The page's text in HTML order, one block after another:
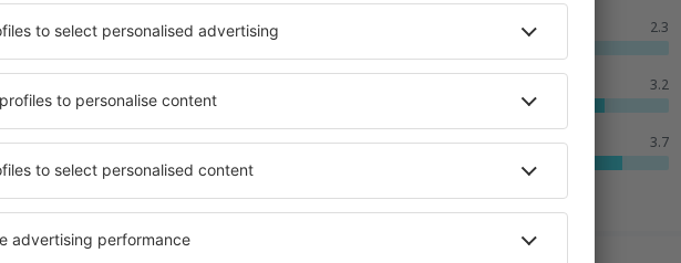
Butiker: 2.3
3.2
Tjänster: 3.7